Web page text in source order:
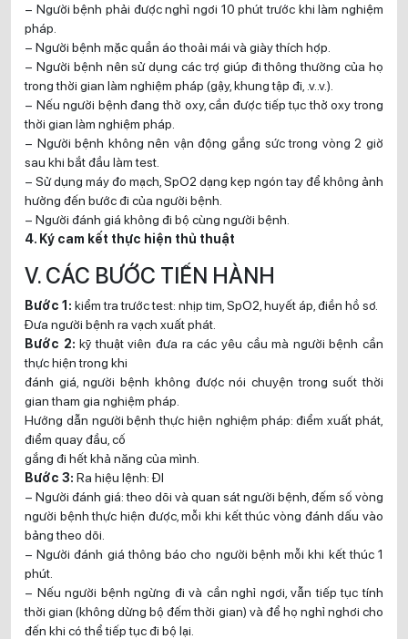
– Người bệnh phải được nghỉ ngơi 10 phút trước khi làm nghiệm
pháp.
– Người bệnh mặc quần áo thoải mái và giày thích hợp.
– Người bệnh nên sử dụng các trợ giúp đi thông thường của họ
trong thời gian làm nghiệm pháp (gậy, khung tập đi, .v..v.).
– Nếu người bệnh đang thở oxy, cần được tiếp tục thở oxy trong
thời gian làm nghiệm pháp.
– Người bệnh không nên vận động gắng sức trong vòng 2 giờ
sau khi bắt đầu làm test.
– Sử dụng máy đo mạch, SpO2 dạng kẹp ngón tay để không ảnh
hưởng đến bước đi của người bệnh.
– Người đánh giá không đi bộ cùng người bệnh.
4. Ký cam kết thực hiện thủ thuật
V. CÁC BƯỚC TIẾN HÀNH
Bước 1: kiểm tra trước test: nhịp tim, SpO2, huyết áp, điền hồ sơ.
Đưa người bệnh ra vạch xuất phát.
Bước 2: kỹ thuật viên đưa ra các yêu cầu mà người bệnh cần
thực hiện trong khi
đánh giá, người bệnh không được nói chuyện trong suốt thời
gian tham gia nghiệm pháp.
Hướng dẫn người bệnh thực hiện nghiệm pháp: điểm xuất phát,
điểm quay đầu, cố
gắng đi hết khả năng của mình.
Bước 3: Ra hiệu lệnh: ĐI
– Người đánh giá: theo dõi và quan sát người bệnh, đếm số vòng
người bệnh thực hiện được, mỗi khi kết thúc vòng đánh dấu vào
bảng theo dõi.
– Người đánh giá thông báo cho người bệnh mỗi khi kết thúc 1
phút.
– Nếu người bệnh ngừng đi và cần nghỉ ngơi, vẫn tiếp tục tính
thời gian (không dừng bộ đếm thời gian) và để họ nghỉ nghơi cho
đến khi có thể tiếp tục đi bộ lại.